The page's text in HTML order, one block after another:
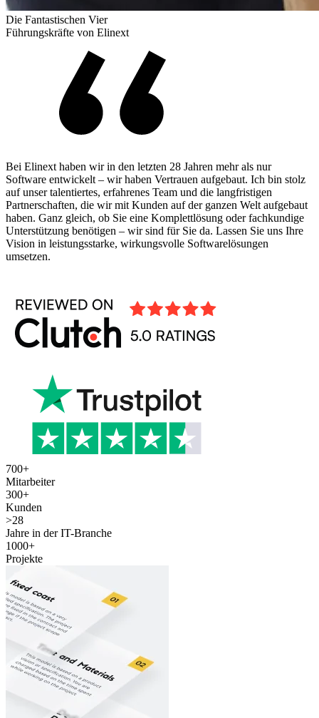
Die Fantastischen Vier
Führungskräfte von Elinext
Bei Elinext haben wir in den letzten 28 Jahren mehr als nur
Software entwickelt – wir haben Vertrauen aufgebaut. Ich bin stolz
auf unser talentiertes, erfahrenes Team und die langfristigen
Partnerschaften, die wir mit Kunden auf der ganzen Welt aufgebaut
haben. Ganz gleich, ob Sie eine Komplettlösung oder fachkundige
Unterstützung benötigen – wir sind für Sie da. Lassen Sie uns Ihre
Vision in leistungsstarke, wirkungsvolle Softwarelösungen
umsetzen.
700+
Mitarbeiter
300+
Kunden
>28
Jahre in der IT-Branche
1000+
Projekte